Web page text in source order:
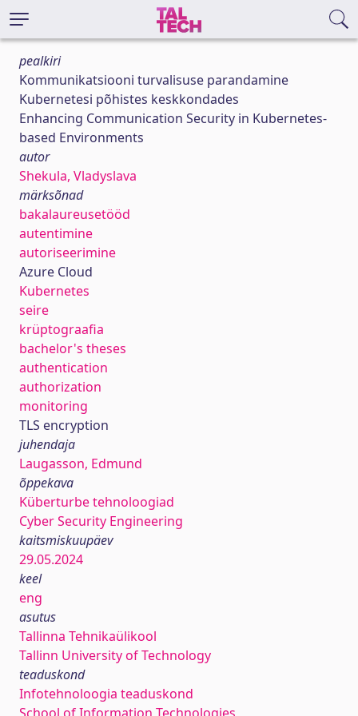
pealkiri
Kommunikatsiooni turvalisuse parandamine
Kubernetesi põhistes keskkondades
Enhancing Communication Security in Kubernetes-
based Environments
autor
Shekula, Vladyslava
märksõnad
bakalaureusetööd
autentimine
autoriseerimine
Azure Cloud
Kubernetes
seire
krüptograafia
bachelor's theses
authentication
authorization
monitoring
TLS encryption
juhendaja
Laugasson, Edmund
õppekava
Küberturbe tehnoloogiad
Cyber Security Engineering
kaitsmiskuupäev
29.05.2024
keel
eng
asutus
Tallinna Tehnikaülikool
Tallinn University of Technology
teaduskond
Infotehnoloogia teaduskond